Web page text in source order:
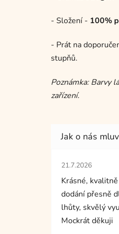
- Složení - 100%
- Prát na
stupňů.
Poznámka: Barvy
zařízení.
Hodnocení
21.7.2026
Krásné,
dodání přesně
lhůty, skvělý
Mockrát děkuji